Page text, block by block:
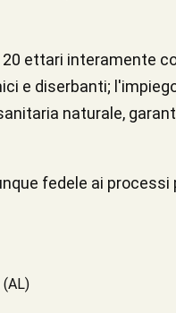
ettari interamente
e diserbanti;
naturale,
fedele ai processi
(AL)